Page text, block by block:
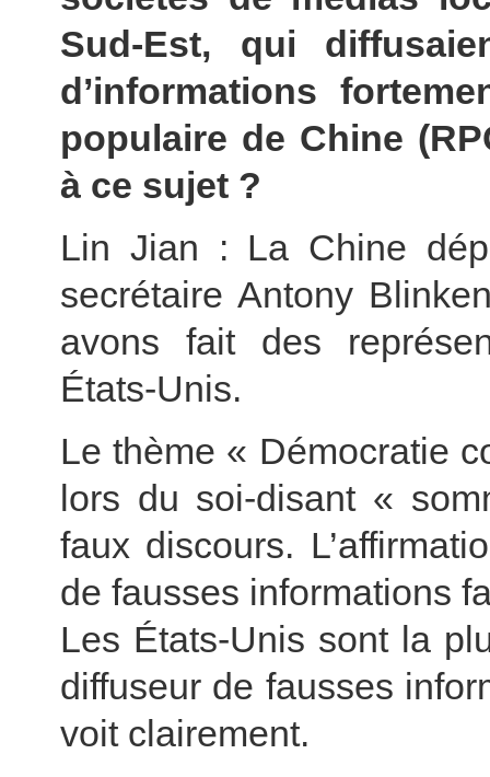
Sud-Est, qui
d’informations
populaire de Chine
à ce sujet ?
Lin Jian : La Chine
secrétaire Antony
avons fait des
États-Unis.
Le thème « Démocratie
lors du soi-disant «
faux discours.
de fausses informations
Les États-Unis sont la
diffuseur de fausses
voit clairement.